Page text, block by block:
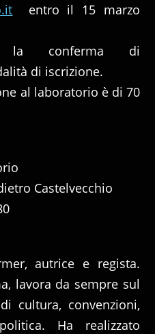
entro il 15 marzo
la conferma di
di iscrizione.
al laboratorio è di 70
Castelvecchio
autrice e regista.
lavora da sempre sul
cultura, convenzioni,
Ha realizzato